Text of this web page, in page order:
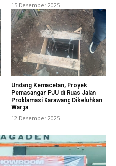
15 Desember 2025
Undang Kemacetan, Proyek
Pemasangan PJU di Ruas Jalan
Proklamasi Karawang Dikeluhkan
Warga
12 Desember 2025